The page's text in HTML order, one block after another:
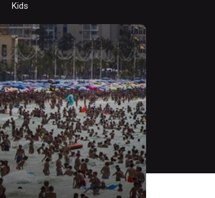
Kids